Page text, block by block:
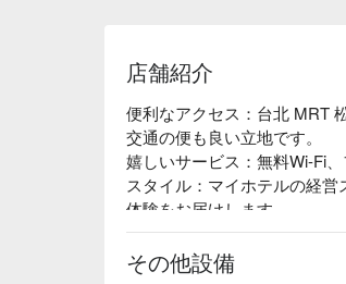
店舗紹介
便利なアクセス：台北 MRT
交通の便も良い立地です。
嬉しいサービス：無料Wi-Fi
スタイル：マイホテルの経
体験をお届けします。
その他設備